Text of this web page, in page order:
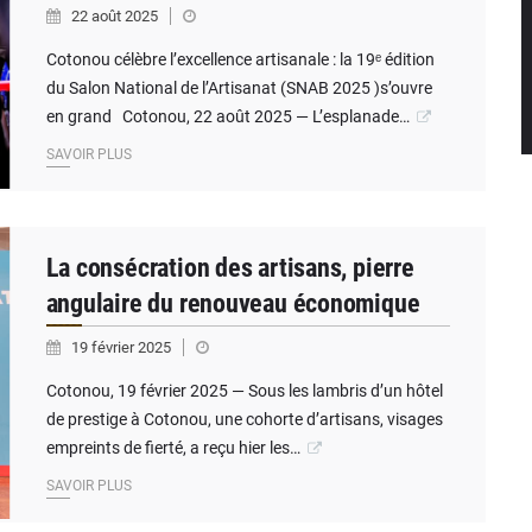
22 août 2025
Cotonou célèbre l’excellence artisanale : la 19ᵉ édition
du Salon National de l’Artisanat (SNAB 2025 )s’ouvre
en grand Cotonou, 22 août 2025 — L’esplanade…
SAVOIR PLUS
La consécration des artisans, pierre
angulaire du renouveau économique
19 février 2025
Cotonou, 19 février 2025 — Sous les lambris d’un hôtel
de prestige à Cotonou, une cohorte d’artisans, visages
empreints de fierté, a reçu hier les…
SAVOIR PLUS